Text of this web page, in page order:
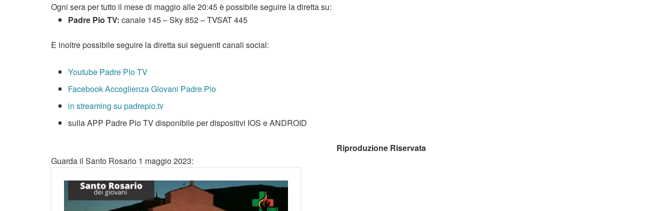
Ogni sera per tutto il mese di maggio alle 20:45 è possibile seguire la diretta su:
Padre Pio TV: canale 145 – Sky 852 – TVSAT 445
E inoltre possibile seguire la diretta sui seguenti canali social:
Youtube Padre Pio TV
Facebook Accoglienza Giovani Padre Pio
in streaming su padrepio.tv
sulla APP Padre Pio TV disponibile per dispositivi IOS e ANDROID
Riproduzione Riservata
Guarda il Santo Rosario 1 maggio 2023: